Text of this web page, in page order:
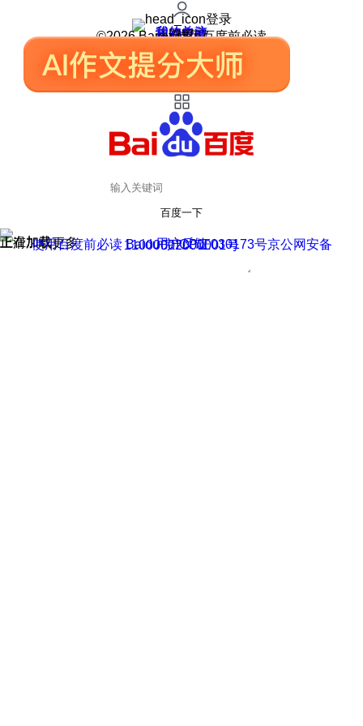
登录
我的关注
我的收藏
皮肤中心
用户反馈
设置
©2026 Baidu 使用百度前必读
百度一下
正在加载
上滑加载更多 用户反馈
使用百度前必读 Baidu 京ICP证030173号
京公网安备11000002000001号